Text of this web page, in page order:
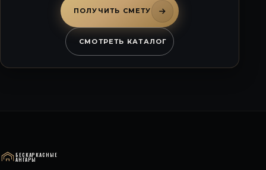
ПОЛУЧИТЬ СМЕТУ
СМОТРЕТЬ КАТАЛОГ
БЕСКАРКАСНЫЕ
АНГАРЫ